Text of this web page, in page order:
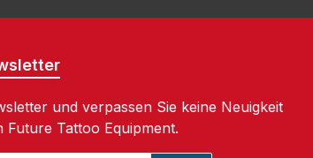
und verpassen Sie keine Neuigkeit
Tattoo Equipment.